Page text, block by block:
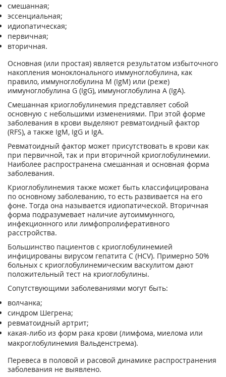
смешанная;
эссенциальная;
идиопатическая;
первичная;
вторичная.
Основная (или простая) является результатом избыточного
накопления моноклонального иммуноглобулина, как
правило, иммуноглобулина М (IgM) или (реже)
иммуноглобулина G (IgG), иммуноглобулина А (IgA).
Смешанная криоглобулинемия представляет собой
основную с небольшими изменениями. При этой форме
заболевания в крови выделяют ревматоидный фактор
(RFS), а также IgM, IgG и IgA.
Ревматоидный фактор может присутствовать в крови как
при первичной, так и при вторичной криоглобулинемии.
Наиболее распространена смешанная и основная форма
заболевания.
Криоглобулинемия также может быть классифицирована
по основному заболеванию, то есть развивается на его
фоне. Тогда она называется идиопатической. Вторичная
форма подразумевает наличие аутоиммунного,
инфекционного или лимфопролиферативного
расстройства.
Большинство пациентов с криоглобулинемией
инфицированы вирусом гепатита С (HCV). Примерно 50%
больных с криоглобулинемическим васкулитом дают
положительный тест на криоглобулины.
Сопутствующими заболеваниями могут быть:
волчанка;
синдром Шегрена;
ревматоидный артрит;
какая-либо из форм рака крови (лимфома, миелома или
макроглобулинемия Вальденстрема).
Перевеса в половой и расовой динамике распространения
заболевания не выявлено.